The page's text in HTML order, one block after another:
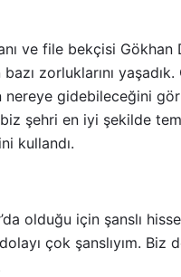
ve file bekçisi Gökhan
zorluklarını
gidebileceğini
şehri en iyi şekilde
kullandı.
olduğu için şanslı
çok şanslıyım. Biz